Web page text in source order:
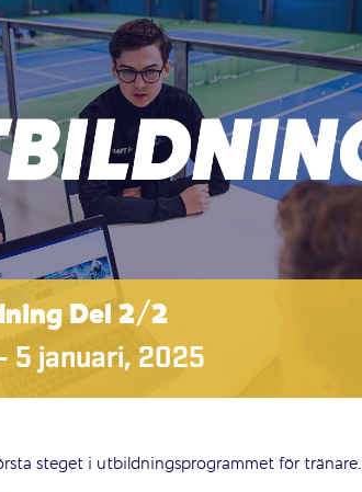
Del 2/2
5 januari, 2025
steget i utbildningsprogrammet för tränare.